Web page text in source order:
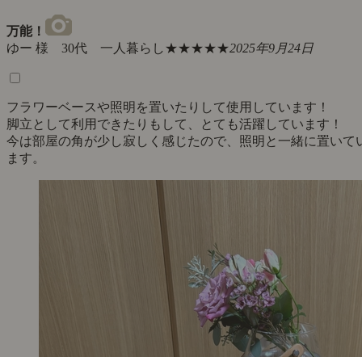
万能！
ゆー 様 30代 一人暮らし★★★★★2025年9月24日
フラワーベースや照明を置いたりして使用しています！
脚立として利用できたりもして、とても活躍しています！
今は部屋の角が少し寂しく感じたので、照明と一緒に置いて
ます。